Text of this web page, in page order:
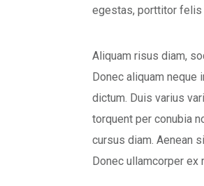
egestas, porttitor felis
Aliquam risus diam,
Donec aliquam neque
dictum. Duis varius
torquent per conubia
cursus diam. Aenean
Donec ullamcorper ex